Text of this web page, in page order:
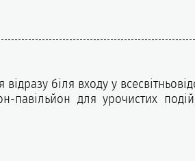
відразу біля входу у
для урочистих